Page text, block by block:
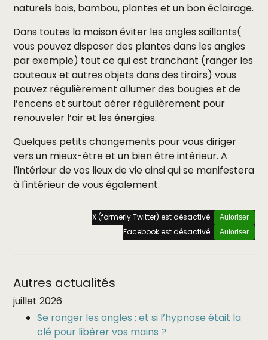
naturels bois, bambou, plantes et un bon éclairage.
Dans toutes la maison éviter les angles saillants(
vous pouvez disposer des plantes dans les angles
par exemple) tout ce qui est tranchant (ranger les
couteaux et autres objets dans des tiroirs) vous
pouvez régulièrement allumer des bougies et de
l’encens et surtout aérer régulièrement pour
renouveler l’air et les énergies.
Quelques petits changements pour vous diriger
vers un mieux-être et un bien être intérieur. A
l'intérieur de vos lieux de vie ainsi qui se manifestera
à l'intérieur de vous également.
X (formerly Twitter) est désactivé. Autoriser
Facebook est désactivé. Autoriser
Autres actualités
juillet 2026
Se ronger les ongles : et si l’hypnose était la
clé pour libérer vos mains ?